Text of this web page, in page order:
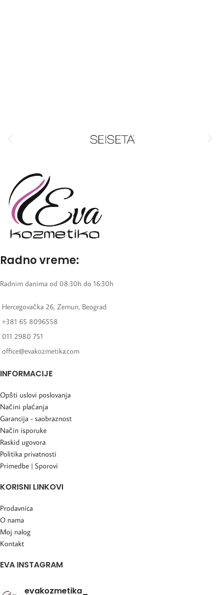
Radno vreme:
Radnim danima od 08:30h do 16:30h
Hercegovačka 26, Zemun, Beograd
+381 65 8096558
011 2980 751
office@evakozmetika.com
INFORMACIJE
Opšti uslovi poslovanja
Načini plaćanja
Garancija - saobraznost
Način isporuke
Raskid ugovora
Politika privatnosti
Primedbe | Sporovi
KORISNI LINKOVI
Prodavnica
O nama
Moj nalog
Kontakt
EVA INSTAGRAM
evakozmetika_